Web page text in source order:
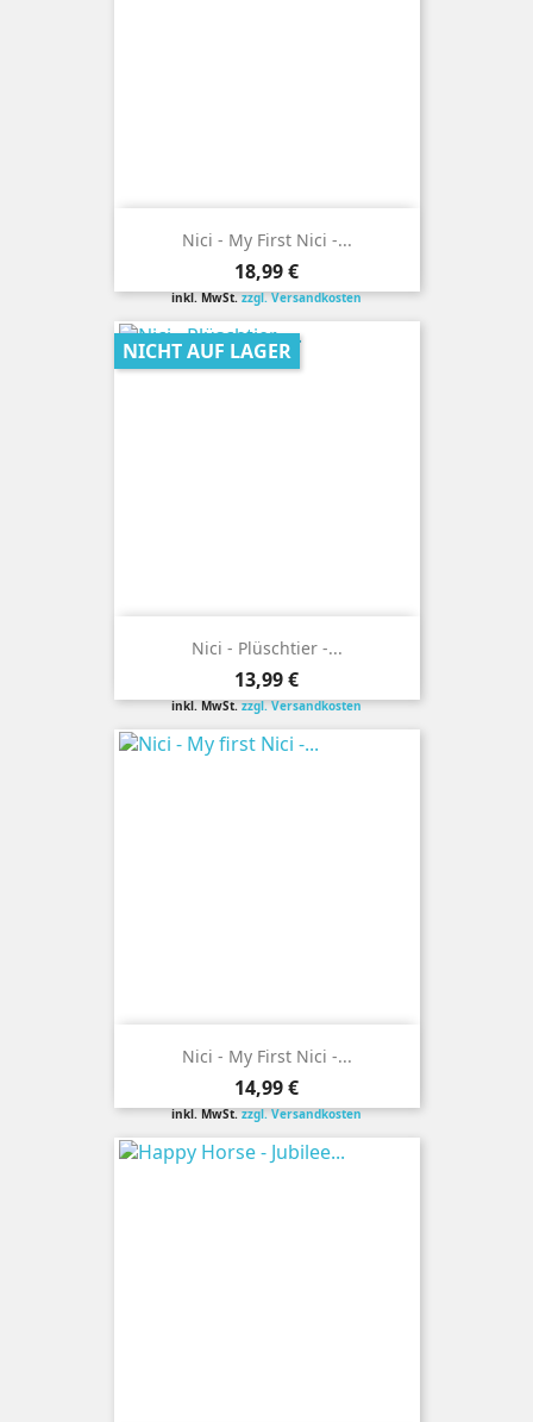
Nici - My First Nici -...
Preis
18,99 €
inkl. MwSt.zzgl. Versandkosten
Nici - Plüschtier -...
Preis
13,99 €
inkl. MwSt.zzgl. Versandkosten
NICHT AUF LAGER
Nici - My First Nici -...
Preis
14,99 €
inkl. MwSt.zzgl. Versandkosten